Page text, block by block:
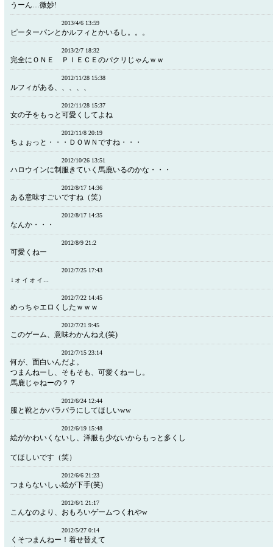
うーん…微妙!
2013/4/6 13:59
ピーターパンとかルフィとかいるし。。。
2013/2/7 18:32
完全にＯＮＥ ＰＩＥＣＥのパクリじゃんｗｗ
2012/11/28 15:38
ルフィがある、、、、、
2012/11/28 15:37
女の子をもっと可愛くしてよね
2012/11/8 20:19
ちょぉっと・・・ＤＯＷＮですね・・・
2012/10/26 13:51
ハロウインに制服きていく馬鹿いるのかな・・・
2012/8/17 14:36
ある意味すごいですね（笑）
2012/8/17 14:35
なんか・・・
2012/8/9 21:2
可愛くねー
2012/7/25 17:43
↓ォィォィ...
2012/7/22 14:45
めっちゃエロくしたｗｗｗ
2012/7/21 9:45
このゲーム、意味わかんねえ(笑)
2012/7/15 23:14
何が、面白いんだよ。
つまんねーし、そもそも、可愛くねーし。
馬鹿じゃねーの？？
2012/6/24 12:44
服と靴とかバラバラにしてほしいww
2012/6/19 15:48
絵がかわいくないし、洋服も少ないからもっと多くし
てほしいです（笑）
2012/6/6 21:23
つまらないしぃ絵が下手(笑)
2012/6/1 21:17
こんなのより、おもろいゲームつくれやw
2012/5/27 0:14
くそつまんねー！着せ替えて